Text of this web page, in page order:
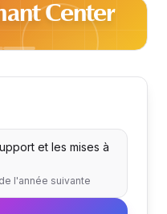
Center
et les mises à
l'année suivante